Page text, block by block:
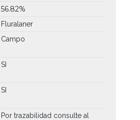
56.82%
Fluralaner
Campo
SI
SI
Por trazabilidad consulte al